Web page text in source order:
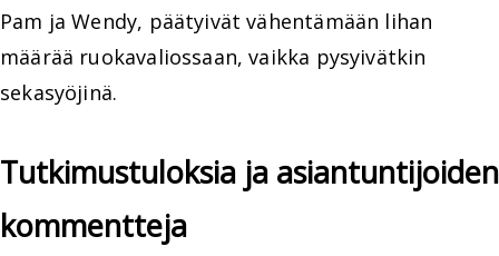
Pam ja Wendy, päätyivät vähentämään lihan
määrää ruokavaliossaan, vaikka pysyivätkin
sekasyöjinä.
Tutkimustuloksia ja asiantuntijoiden
kommentteja